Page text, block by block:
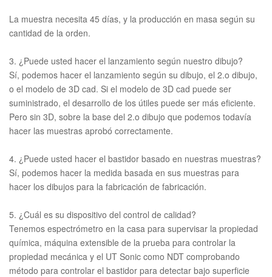
La muestra necesita 45 días, y la producción en masa según su
cantidad de la orden.
3. ¿Puede usted hacer el lanzamiento según nuestro dibujo?
Sí, podemos hacer el lanzamiento según su dibujo, el 2.o dibujo,
o el modelo de 3D cad. Si el modelo de 3D cad puede ser
suministrado, el desarrollo de los útiles puede ser más eficiente.
Pero sin 3D, sobre la base del 2.o dibujo que podemos todavía
hacer las muestras aprobó correctamente.
4. ¿Puede usted hacer el bastidor basado en nuestras muestras?
Sí, podemos hacer la medida basada en sus muestras para
hacer los dibujos para la fabricación de fabricación.
5. ¿Cuál es su dispositivo del control de calidad?
Tenemos espectrómetro en la casa para supervisar la propiedad
química, máquina extensible de la prueba para controlar la
propiedad mecánica y el UT Sonic como NDT comprobando
método para controlar el bastidor para detectar bajo superficie